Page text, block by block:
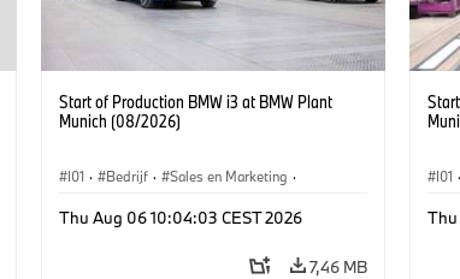
Start of Production BMW i3 at BMW Plant
Munich (08/2026)
I01 · Bedrijf · Sales en Marketing ·
Thu Aug 06 10:04:03 CEST 2026
7,46 MB
I01 ·